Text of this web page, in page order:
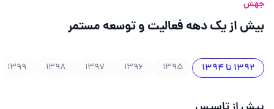
جهش
بیش از یک دهه فعالیت و توسعه مستمر
۱۳۹۲ تا ۱۳۹۴ ۱۳۹۵ ۱۳۹۶ ۱۳۹۷ ۱۳۹۸ ۱۳۹۹